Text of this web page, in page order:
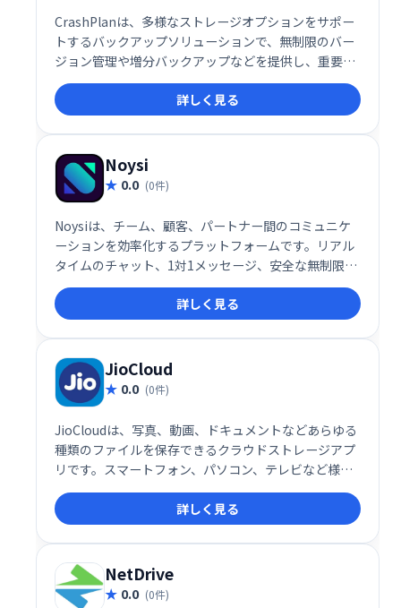
CrashPlanは、多様なストレージオプションをサポー
トするバックアップソリューションで、無制限のバー
ジョン管理や増分バックアップなどを提供し、重要な
データを安全に保護します。
詳しく見る
Noysi
0.0 (0件)
Noysiは、チーム、顧客、パートナー間のコミュニケ
ーションを効率化するプラットフォームです。リアル
タイムのチャット、1対1メッセージ、安全な無制限ク
ラウドストレージ、高度なタスクマネージャーなどを
提供。ビデオ通話、画面共有、ファイル共有にも対応
し、プロジェクトの整理や進捗管理をスムーズに行え
ます。アプリ連携機能も備え、既存ツールとの統合も
容易です。チーム、部門、プロジェクト単位での整理
も可能です。
詳しく見る
JioCloud
0.0 (0件)
JioCloudは、写真、動画、ドキュメントなどあらゆる
種類のファイルを保存できるクラウドストレージアプ
リです。スマートフォン、パソコン、テレビなど様々
なデバイスからアクセス可能。最大100GBのオンライ
ンストレージが利用でき、プロモーションを利用すれ
ばさらに容量を増やすことも可能です。大切な思い出
やファイルを安全に、そして簡単に管理しましょう。
詳しく見る
NetDrive
0.0 (0件)